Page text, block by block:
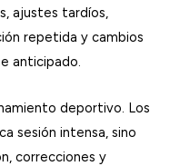
ajustes tardíos,
repetida y cambios
anticipado.
deportivo. Los
sesión intensa, sino
correcciones y